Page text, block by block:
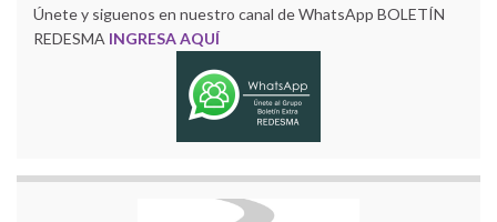
Únete y siguenos en nuestro canal de WhatsApp BOLETÍN
REDESMA INGRESA AQUÍ